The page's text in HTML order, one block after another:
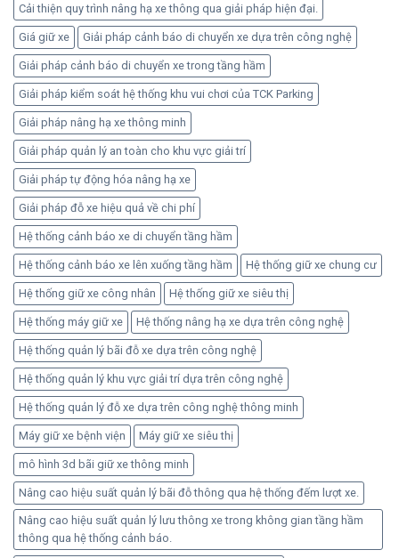
Cải thiện quy trình nâng hạ xe thông qua giải pháp hiện đại.
Giá giữ xe Giải pháp cảnh báo di chuyển xe dựa trên công nghệ
Giải pháp cảnh báo di chuyển xe trong tầng hầm
Giải pháp kiểm soát hệ thống khu vui chơi của TCK Parking
Giải pháp nâng hạ xe thông minh
Giải pháp quản lý an toàn cho khu vực giải trí
Giải pháp tự động hóa nâng hạ xe
Giải pháp đỗ xe hiệu quả về chi phí
Hệ thống cảnh báo xe di chuyển tầng hầm
Hệ thống cảnh báo xe lên xuống tầng hầm Hệ thống giữ xe chung cư
Hệ thống giữ xe công nhân Hệ thống giữ xe siêu thị
Hệ thống máy giữ xe Hệ thống nâng hạ xe dựa trên công nghệ
Hệ thống quản lý bãi đỗ xe dựa trên công nghệ
Hệ thống quản lý khu vực giải trí dựa trên công nghệ
Hệ thống quản lý đỗ xe dựa trên công nghệ thông minh
Máy giữ xe bệnh viện Máy giữ xe siêu thị
mô hình 3d bãi giữ xe thông minh
Nâng cao hiệu suất quản lý bãi đỗ thông qua hệ thống đếm lượt xe.
Nâng cao hiệu suất quản lý lưu thông xe trong không gian tầng hầm
thông qua hệ thống cảnh báo.